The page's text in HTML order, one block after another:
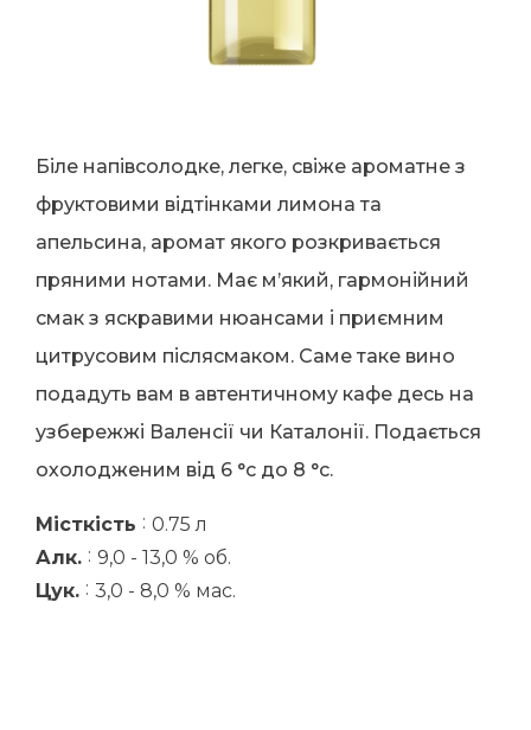
Біле напівсолодке, легке, свіже ароматне з
фруктовими відтінками лимона та
апельсина, аромат якого розкривається
пряними нотами. Має м’який, гармонійний
смак з яскравими нюансами і приємним
цитрусовим післясмаком. Саме таке вино
подадуть вам в автентичному кафе десь на
узбережжі Валенсії чи Каталонії. Подається
охолодженим від 6 °с до 8 °c.
Місткість : 0.75 л
Алк. : 9,0 - 13,0 % об.
Цук. : 3,0 - 8,0 % мас.